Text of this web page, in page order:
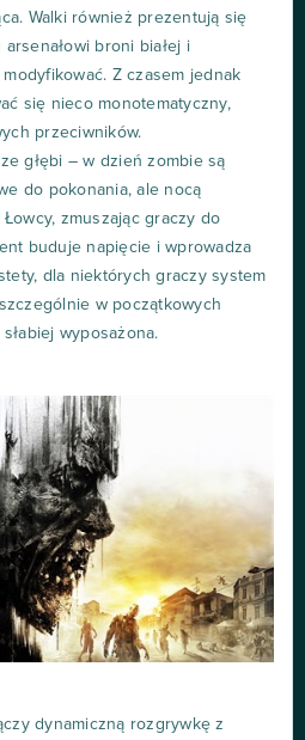
Walki również prezentują się
broni białej i
Z czasem jednak
się nieco monotematyczny,
przeciwników.
głębi – w dzień zombie są
do pokonania, ale nocą
zmuszając graczy do
buduje napięcie i wprowadza
dla niektórych graczy system
w początkowych
wyposażona.
dynamiczną rozgrywkę z